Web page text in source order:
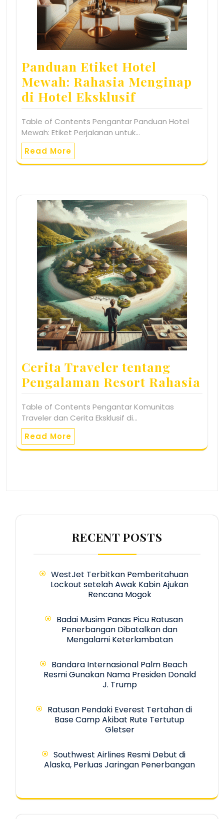
Panduan Etiket Hotel
Mewah: Rahasia Menginap
di Hotel Eksklusif
Table of Contents Pengantar Panduan Hotel
Mewah: Etiket Perjalanan untuk…
Read More
Cerita Traveler tentang
Pengalaman Resort Rahasia
Table of Contents Pengantar Komunitas
Traveler dan Cerita Eksklusif di…
Read More
RECENT POSTS
WestJet Terbitkan Pemberitahuan
Lockout setelah Awak Kabin Ajukan
Rencana Mogok
Badai Musim Panas Picu Ratusan
Penerbangan Dibatalkan dan
Mengalami Keterlambatan
Bandara Internasional Palm Beach
Resmi Gunakan Nama Presiden Donald
J. Trump
Ratusan Pendaki Everest Tertahan di
Base Camp Akibat Rute Tertutup
Gletser
Southwest Airlines Resmi Debut di
Alaska, Perluas Jaringan Penerbangan